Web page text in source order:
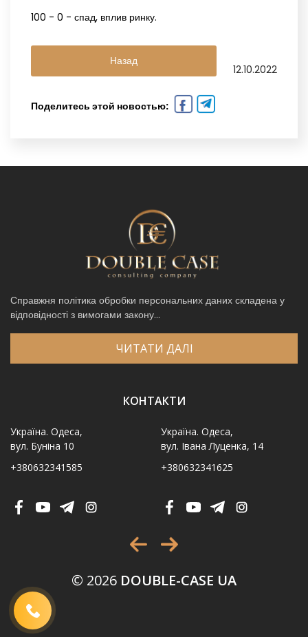
100 - 0 - спад, вплив ринку.
Назад
12.10.2022
Поделитесь этой новостью:
Справжня політика обробки персональних даних складена у
відповідності з вимогами закону...
ЧИТАТИ ДАЛІ
КОНТАКТИ
Україна. Одеса,
вул. Буніна 10
+380632341585
Україна. Одеса,
вул. Івана Луценка, 14
+380632341625
© 2026 DOUBLE-CASE UA
Код, зображений на картинці